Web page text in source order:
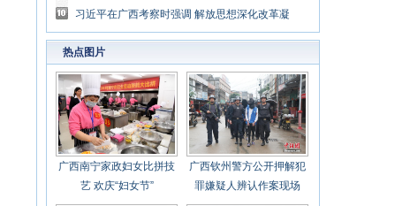
破肚”
习近平在广西考察时强调 解放思想深化改革凝
心聚力担当实干 建设新时代中国特色社会主义
壮美
热点图片
广西南宁家政妇女比拼技
艺 欢庆“妇女节”
广西钦州警方公开押解犯
罪嫌疑人辨认作案现场